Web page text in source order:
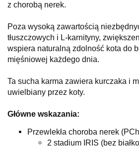
z chorobą nerek.
Poza wysoką zawartością
tłuszczowych i L-karnityny,
wspiera naturalną zdolność kota do
mięśniowej każdego dnia.
Ta sucha karma zawiera kurczaka i
uwielbiany przez koty.
Główne wskazania:
Przewlekła choroba nerek
2 stadium IRIS (bez